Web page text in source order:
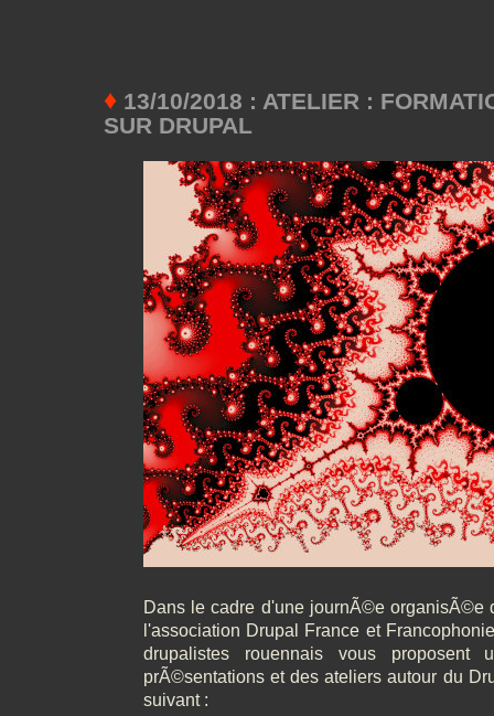
♦ 13/10/2018 : ATELIER :
SUR DRUPAL
Dans le cadre d'une journÃ©e organisÃ©e
l'association Drupal France et
drupalistes rouennais vous proposent
prÃ©sentations et des ateliers autour du
suivant :